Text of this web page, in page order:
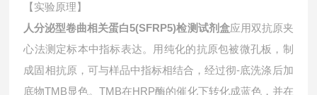
【实验原理】
人分泌型卷曲相关蛋白5(SFRP5)检测试剂盒应用双抗原夹
心法测定标本中指标表达。用纯化的抗原包被微孔板，制
成固相抗原，可与样品中指标相结合，经过彻-底洗涤后加
底物TMB显色。TMB在HRP酶的催化下转化成蓝色，并在